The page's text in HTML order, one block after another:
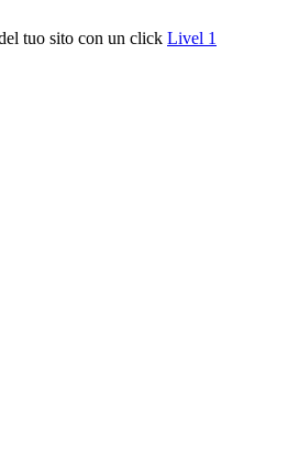
tuo sito con un click Livel 1